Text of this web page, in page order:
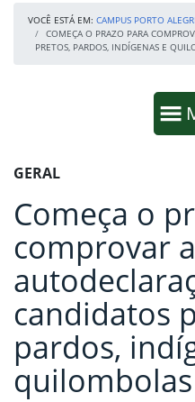
VOCÊ ESTÁ EM: CAMPUS PORTO
COMEÇA O PRAZO PARA
PRETOS, PARDOS, INDÍGENAS E
Fim da navegação
Início do conteúdo
GERAL
Começa o
comprovar a
candidatos
pardos,
quilombolas